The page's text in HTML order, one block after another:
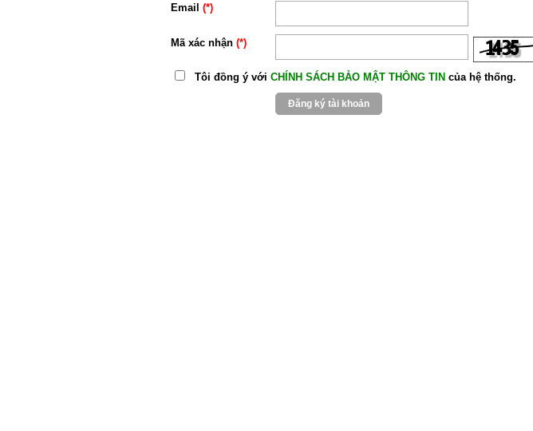
Email (*)
Mã xác nhận (*)
Tôi đồng ý với CHÍNH SÁCH BẢO MẬT THÔNG TIN của hệ thống.